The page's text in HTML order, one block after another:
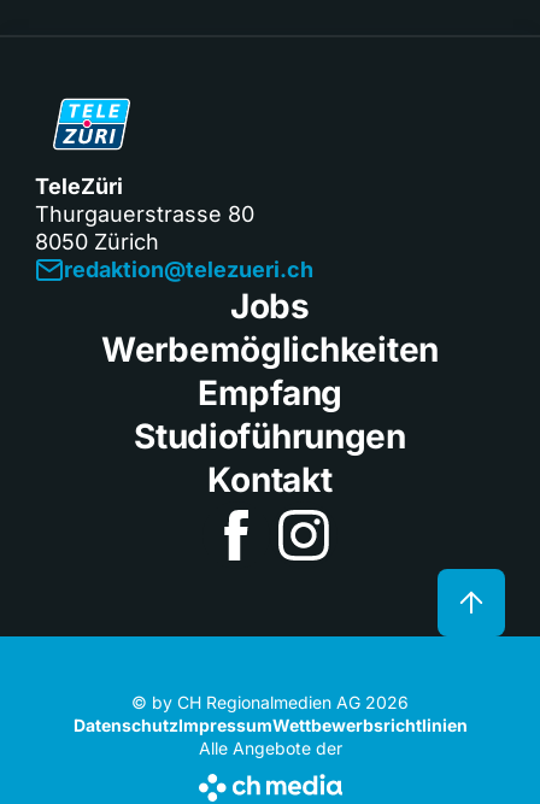
TeleZüri
Thurgauerstrasse 80
8050 Zürich
redaktion@telezueri.ch
Jobs
Werbemöglichkeiten
Empfang
Studioführungen
Kontakt
© by CH Regionalmedien AG 2026
DatenschutzImpressumWettbewerbsrichtlinien
Alle Angebote der